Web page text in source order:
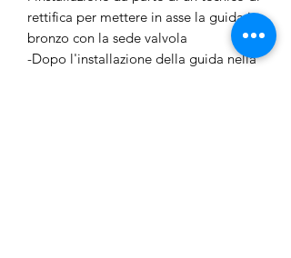
rettifica per mettere in asse la guida in
bronzo con la sede valvola
-Dopo l'installazione della guida nella